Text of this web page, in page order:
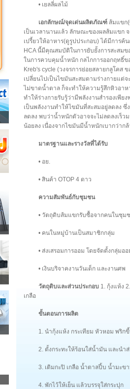
• เยลลี่ผลไม้
เอกลักษณ์/จุดเด่นผลิตภัณฑ์ ส้มแขก
เป็นเวลานานแล้ว ลักษณะของผลส้มแขก
เปรี้ยวให้อาหาร(ดูรูปประกอบ) ได้มีการค้
HCA นี้มีคุณสมบัติในการยับยั้งการสะสม
ในการควบคุมน้ำหนัก กลไกการออกฤทธิ์ข
Kreb's cycle (วงจรการย่อยสลายกลูโคส
เปลี่ยนไปเป็นไขมันสะสมตามร่างกายแต่จ
ไม่ขาดน้ำตาล ก็จะทำให้ความรู้สึกหิวอาห
ทำให้ร่างกายรับรู้ว่ามีพลังงานสำรองเพี
เป็นพลังงานทำให้ไขมันที่สะสมอยู่ลดลง
ลดลง พบว่าน้ำหนักตัวอาจจะไม่ลดลงเร็
น้อยลง เนื่องจากไขมันมีน้ำหนักเบากว่าก
มาตรฐานและรางวัลที่ได้รับ
• อย.
• สินค้า OTOP 4 ดาว
ความสัมพันธ์กับชุมชน
• วัตถุดิบส้มแขกรับซื้อจากคนในชุม
• คนในหมู่บ้านเป็นสมาชิกกลุ่ม
• ส่งเสรอมการออม โดยจัดตั้งกลุ่ม
• เงินบริจาคงานวันเด็ก และงานศพ
วัตถุดิบและส่วนประกอบ 1. กุ้งแห้ง
เกลือ
ขั้นตอนการผลิต
1. นำกุ้งแห้ง กระเทียม หัวหอม พริก
2. ตั้งกระทะให้ร้อนใส่น้ำมัน และน
3. เติมกะปิ เกลือ น้ำตาลปี้บ น้ำมะข
4. พักไว้ให้เย็น แล้วบรรจุใส่กระปุก